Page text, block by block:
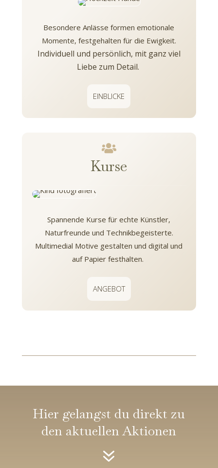
Besondere Anlässe formen emotionale
Momente, festgehalten für die Ewigkeit.
Individuell und persönlich, mit ganz viel
Liebe zum Detail.
EINBLICKE

Kurse
Spannende Kurse für echte Künstler,
Naturfreunde und Technikbegeisterte.
Multimedial Motive gestalten und digital und
auf Papier festhalten.
ANGEBOT
Hier gelangst du direkt zu
den aktuellen Aktionen
7